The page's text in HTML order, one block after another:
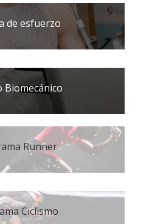
de esfuerzo
Biomecánico
Runner
Ciclismo